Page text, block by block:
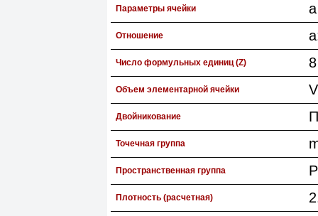
Параметры ячейки
Отношение
Число формульных единиц (Z) 8
Объем элементарной ячейки
Двойникование
Точечная группа
Пространственная группа
Плотность (расчетная)